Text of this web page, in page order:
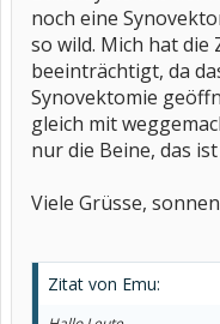
noch eine
so wild. Mich hat die
beeinträchtigt, da
Synovektomie
gleich mit
nur die Beine, das
Viele Grüsse,
Zitat von Emu: